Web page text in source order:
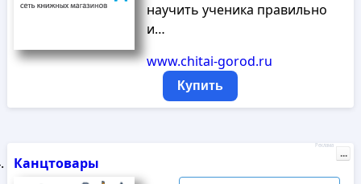
научить ученика правильно
и…
www.chitai-gorod.ru
Купить
Канцтовары
Реклама
...